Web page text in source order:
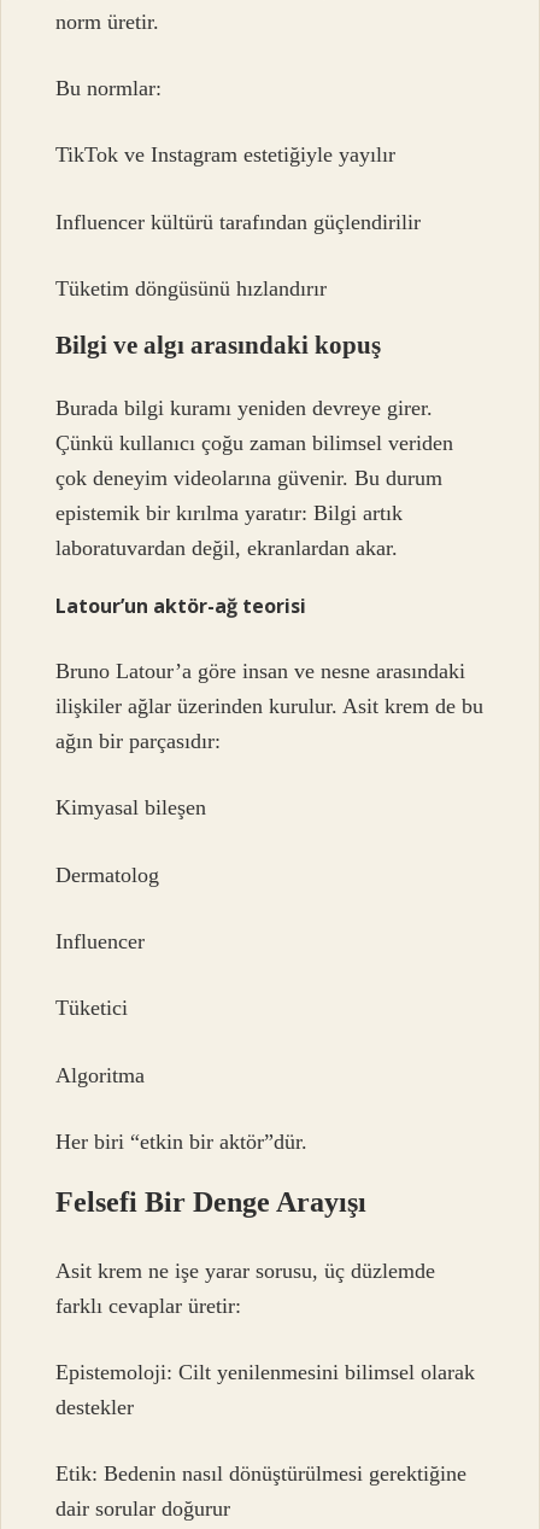
norm üretir.
Bu normlar:
TikTok ve Instagram estetiğiyle yayılır
Influencer kültürü tarafından güçlendirilir
Tüketim döngüsünü hızlandırır
Bilgi ve algı arasındaki kopuş
Buradabilgi kuramı yeniden devreye girer.
Çünkü kullanıcı çoğu zaman bilimsel veriden
çok deneyim videolarına güvenir. Bu durum
epistemik bir kırılma yaratır: Bilgi artık
laboratuvardan değil, ekranlardan akar.
Latour’un aktör-ağ teorisi
Bruno Latour’a göre insan ve nesne arasındaki
ilişkiler ağlar üzerinden kurulur. Asit krem de bu
ağın bir parçasıdır:
Kimyasal bileşen
Dermatolog
Influencer
Tüketici
Algoritma
Her biri “etkin bir aktör”dür.
Felsefi Bir Denge Arayışı
Asit krem ne işe yarar sorusu, üç düzlemde
farklı cevaplar üretir:
Epistemoloji: Cilt yenilenmesini bilimsel olarak
destekler
Etik: Bedenin nasıl dönüştürülmesi gerektiğine
dair sorular doğurur